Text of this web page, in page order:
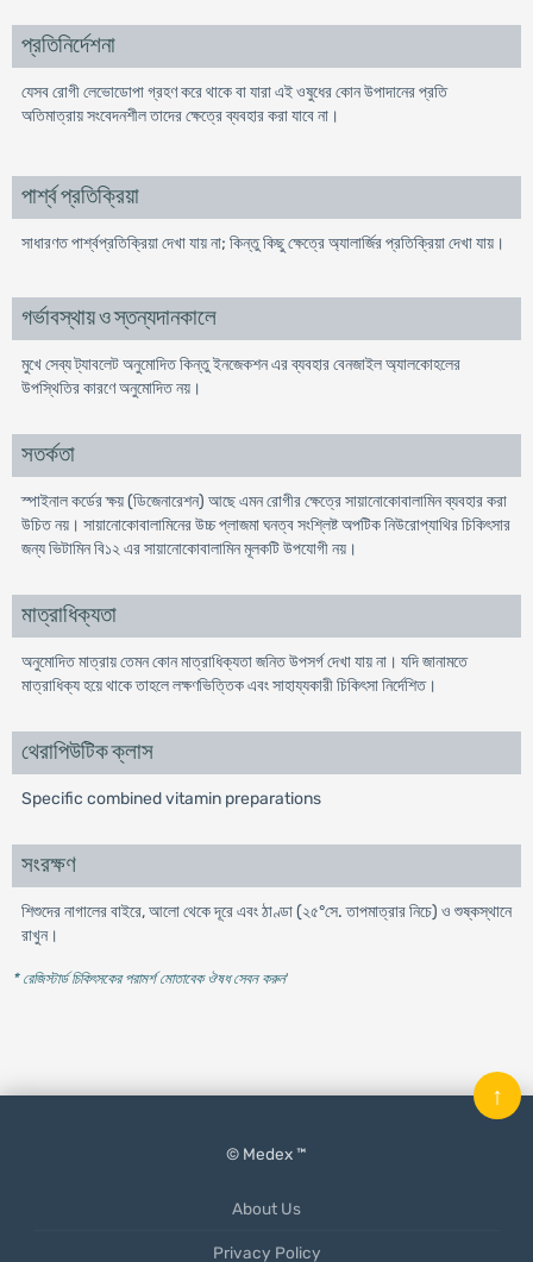
প্রতিনির্দেশনা
যেসব রোগী লেভোডোপা গ্রহণ করে থাকে বা যারা এই ওষুধের কোন উপাদানের প্রতি
অতিমাত্রায় সংবেদনশীল তাদের ক্ষেত্রে ব্যবহার করা যাবে না।
পার্শ্ব প্রতিক্রিয়া
সাধারণত পার্শ্বপ্রতিক্রিয়া দেখা যায় না; কিন্তু কিছু ক্ষেত্রে অ্যালার্জির প্রতিক্রিয়া দেখা যায়।
গর্ভাবস্থায় ও স্তন্যদানকালে
মুখে সেব্য ট্যাবলেট অনুমোদিত কিন্তু ইনজেকশন এর ব্যবহার বেনজাইল অ্যালকোহলের
উপস্থিতির কারণে অনুমোদিত নয়।
সতর্কতা
স্পাইনাল কর্ডের ক্ষয় (ডিজেনারেশন) আছে এমন রোগীর ক্ষেত্রে সায়ানোকোবালামিন ব্যবহার করা
উচিত নয়। সায়ানোকোবালামিনের উচ্চ প্লাজমা ঘনত্ব সংশ্লিষ্ট অপটিক নিউরোপ্যাথির চিকিৎসার
জন্য ভিটামিন বি১২ এর সায়ানোকোবালামিন মূলকটি উপযোগী নয়।
মাত্রাধিক্যতা
অনুমোদিত মাত্রায় তেমন কোন মাত্রাধিক্যতা জনিত উপসর্গ দেখা যায় না। যদি জানামতে
মাত্রাধিক্য হয়ে থাকে তাহলে লক্ষণভিত্তিক এবং সাহায্যকারী চিকিৎসা নির্দেশিত।
থেরাপিউটিক ক্লাস
Specific combined vitamin preparations
সংরক্ষণ
শিশুদের নাগালের বাইরে, আলো থেকে দূরে এবং ঠাণ্ডা (২৫°সে. তাপমাত্রার নিচে) ও শুষ্কস্থানে
রাখুন।
* রেজিস্টার্ড চিকিৎসকের পরামর্শ মোতাবেক ঔষধ সেবন করুন'
© Medex ™
About Us
Privacy Policy
↑